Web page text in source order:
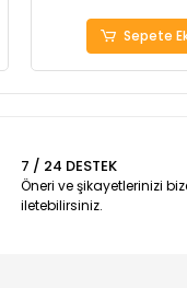
Sepete
7 / 24 DESTEK
Öneri ve şikayetlerinizi
iletebilirsiniz.